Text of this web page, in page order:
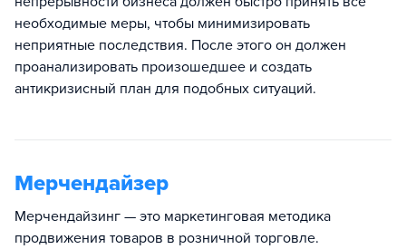
необходимые меры, чтобы минимизировать
неприятные последствия. После этого он должен
проанализировать произошедшее и создать
антикризисный план для подобных ситуаций.
Мерчендайзер
Мерчендайзинг — это маркетинговая методика
продвижения товаров в розничной торговле.